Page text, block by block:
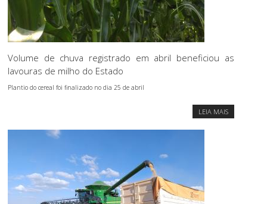
Volume de chuva registrado em abril beneficiou as
lavouras de milho do Estado
Plantio do cereal foi finalizado no dia 25 de abril
LEIA MAIS